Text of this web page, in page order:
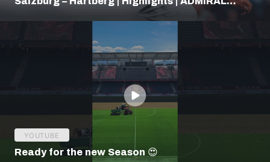
YOUTUBE
Ready for the new Season 😍